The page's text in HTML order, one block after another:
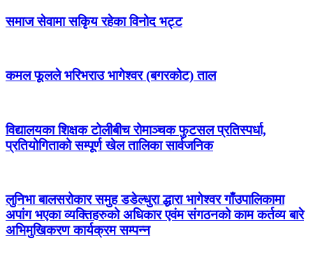
समाज सेवामा सकिृय रहेका विनोद भट्ट
कमल फूलले भरिभराउ भागेश्वर (बगरकोट) ताल
विद्यालयका शिक्षक टोलीबीच रोमाञ्चक फुटसल प्रतिस्पर्धा,
प्रतियोगिताको सम्पूर्ण खेल तालिका सार्वजनिक
लुनिभा बालसरोकार समुह डडेल्धुरा द्धारा भागेश्वर गाँउपालिकामा
अपांग भएका व्यक्तिहरुको अधिकार एवंम संगठनको काम कर्तव्य बारे
अभिमुखिकरण कार्यक्रम सम्पन्न